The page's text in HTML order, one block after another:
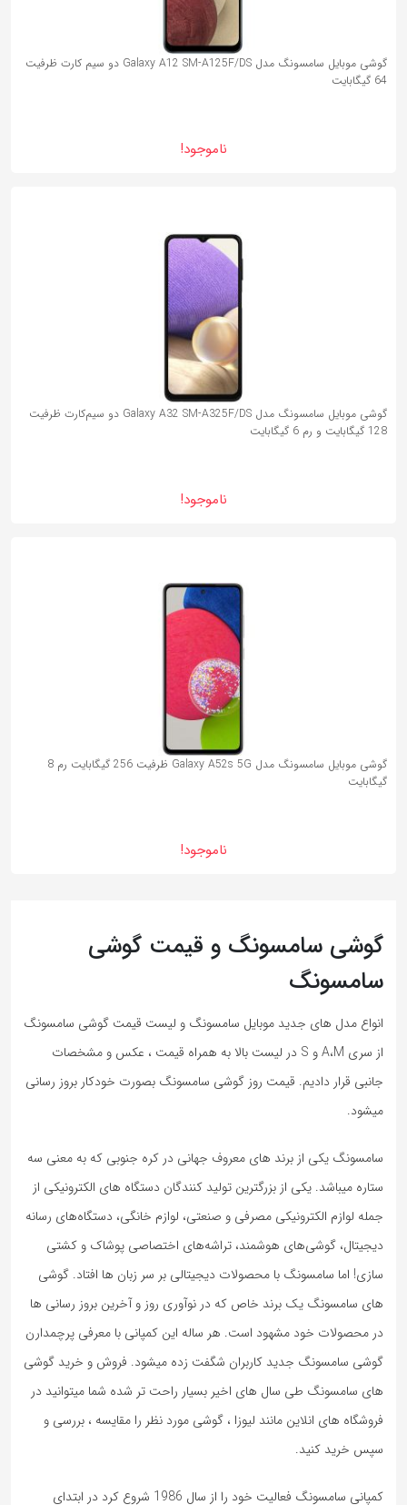
گوشی موبایل سامسونگ مدل Galaxy A12 SM-A125F/DS دو سیم کارت ظرفیت
64 گیگابایت
ناموجود!
گوشی موبایل سامسونگ مدل Galaxy A32 SM-A325F/DS دو سیم‌کارت ظرفیت
128 گیگابایت و رم 6 گیگابایت
ناموجود!
گوشی موبايل سامسونگ مدل Galaxy A52s 5G ظرفیت 256 گیگابایت رم 8
گیگابایت
ناموجود!
گوشی سامسونگ و قیمت گوشی
سامسونگ
انواع مدل های جدید موبایل سامسونگ و لیست قیمت گوشی سامسونگ
از سری A،M و S در لیست بالا به همراه قیمت ، عکس و مشخصات
جانبی قرار دادیم. قیمت روز گوشی سامسونگ بصورت خودکار بروز رسانی
میشود.
سامسونگ یکی از برند های معروف جهانی در کره جنوبی که به معنی سه
ستاره میباشد. یکی از بزرگترین تولید کنندگان دستگاه های الکترونیکی از
جمله لوازم الکترونیکی مصرفی و صنعتی، لوازم خانگی، دستگاه‌های رسانه
دیجیتال، گوشی‌های هوشمند، تراشه‌های اختصاصی پوشاک و کشتی
سازی! اما سامسونگ با محصولات دیجیتالی بر سر زبان ها افتاد. گوشی
های سامسونگ یک برند خاص که در نوآوری روز و آخرین بروز رسانی ها
در محصولات خود مشهود است. هر ساله این کمپانی با معرفی پرچمدارن
گوشی سامسونگ جدید کاربران شگفت زده میشود. فروش و خرید گوشی
های سامسونگ طی سال های اخیر بسیار راحت تر شده شما میتوانید در
فروشگاه های انلاین مانند لیوزا ، گوشی مورد نظر را مقایسه ، بررسی و
سپس خرید کنید.
کمپانی سامسونگ فعالیت خود را از سال 1986 شروع کرد در ابتدای